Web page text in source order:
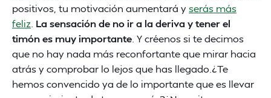
positivos, tu motivación aumentará yserás más
feliz La sensación de no ir a la deriva y tener el
timón es muy importante . Y créenos si te decimos
que no hay nada más reconfortante que mirar hacia
atrás y comprobar lo lejos que has llegado.¿Te
hemos convencido ya de lo importante que es llevar